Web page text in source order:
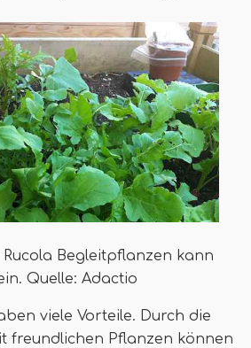
Rucola Begleitpflanzen kann
Quelle: Adactio
viele Vorteile. Durch die
freundlichen Pflanzen können